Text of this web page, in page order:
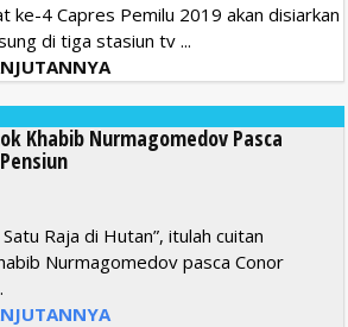
ke-4 Capres Pemilu 2019 akan disiarkan
di tiga stasiun tv ...
Khabib Nurmagomedov Pasca
Raja di Hutan”, itulah cuitan
Nurmagomedov pasca Conor